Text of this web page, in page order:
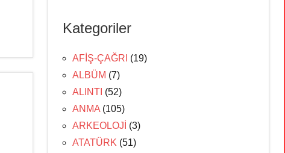
Kategoriler
AFİŞ-ÇAĞRI (19)
ALBÜM (7)
ALINTI (52)
ANMA (105)
ARKEOLOJİ (3)
ATATÜRK (51)